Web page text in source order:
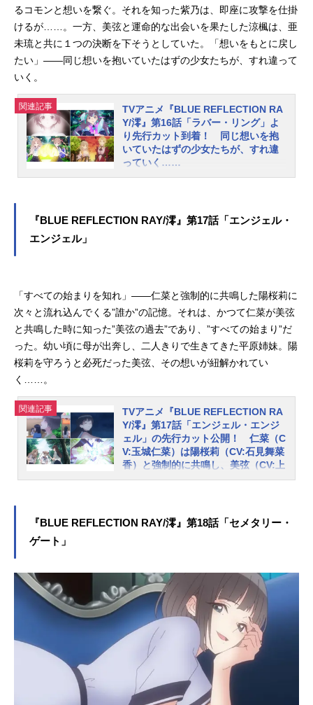
れてきた陽桜莉。かつてフラグメン
トを狙われた都は複雑な思いを抱き
ます。そんな中、学生寮の大掃除が
行われることになり……。第15話
「仲良くつるんで」あらすじ陽桜莉
とするが……。陽桜莉たちが学生寮
の大掃除に励む中、涼楓と亜未琉が
瑠夏に会いにくる。一同に介した少
女たちは、それぞれの想いを夏の日
差しの下で交わし合う。そこで瑠夏
は……。第2クールノ...
るコモンと想いを繋ぐ。それを知った紫乃は、即座に攻撃を仕掛
けるが……。一方、美弦と運命的な出会いを果たした涼楓は、亜
未琉と共に１つの決断を下そうとしていた。「想いをもとに戻し
たい」――同じ想いを抱いていたはずの少女たちが、すれ違って
いく。
関連記事
TVアニメ『BLUE REFLECTION RA
Y/澪』第16話「ラバー・リング」よ
り先行カット到着！ 同じ想いを抱
いていたはずの少女たちが、すれ違
っていく……
コーエーテクモゲームスのガストブ
剣』を原点に、新たな少女たちの物
FLECTIONRAY/澪』が“アニメイズ
ム”枠ほかにて好評放送中です。この
たび、第16話「ラバー・リング」の
あらすじ＆先行カットが公開されま
した。「想いをもとに戻したい」―
―同じ想いを抱いていたはずの少女
話「ラバー・リング」あらすじ陽桜
莉たちは想いをもとに戻す方法を求
めて、ユズとライムがいるコモンと
想いを繋ぐ。それを知った紫乃は、
即座に攻撃を仕掛けるが……。一
方、美弦と運命的な出会いを果たし
に戻したい」――同じ想いを抱いて
ンを平原陽桜莉（CV：石見舞菜香）
と羽成瑠夏（CV：千菅春香）、山田
仁菜（CV：玉城仁菜）と駒川詩（C
V：田辺留依）の2組のバディの新規
ナレーションで贈る『BLUEREFLEC
TIONRAY/澪』特別編を放送。YouTu
beの「DMMpictures」公式チャ...
『BLUE REFLECTION RAY/澪』第17話「エンジェル・
エンジェル」
「すべての始まりを知れ」――仁菜と強制的に共鳴した陽桜莉に
次々と流れ込んでくる”誰か”の記憶。それは、かつて仁菜が美弦
と共鳴した時に知った”美弦の過去”であり、”すべての始まり”だ
った。幼い頃に母が出奔し、二人きりで生きてきた平原姉妹。陽
桜莉を守ろうと必死だった美弦、その想いが紐解かれてい
く……。
関連記事
TVアニメ『BLUE REFLECTION RA
Y/澪』第17話「エンジェル・エンジ
ェル」の先行カット公開！ 仁菜（C
V:玉城仁菜）は陽桜莉（CV:石見舞菜
香）と強制的に共鳴し、美弦（CV:上
田麗奈）の過去を伝える
UEREFLECTION 幻に舞う少女の
ジェクト」。新作ゲーム2タイトルの
先陣を切って、TVアニメ『BLUERE
FLECTIONRAY/澪』が“アニメイズ
ム”枠ほかにて好評放送中です。この
たび、第17話「エンジェル・エンジ
ェル」のあらすじ＆先行カットが公
開されました。仁菜（CV:玉城仁菜）
は陽桜莉（CV:石見舞菜香）と強制的
に共鳴し、美弦（CV:上田麗奈）と共
『BLUE REFLECTION RAY/澪』第18話「セメタリー・
ゲート」